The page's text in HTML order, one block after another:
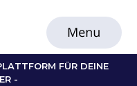
FÜR DEINE
-